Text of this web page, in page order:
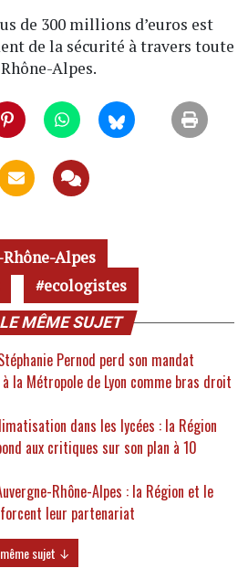
de 300 millions d’euros est
de la sécurité à travers toute
Alpes.
Alpes
ecologistes
MÊME SUJET
Pernod perd son mandat
la Métropole de Lyon comme bras droit
dans les lycées : la Région
aux critiques sur son plan à 10
Rhône-Alpes : la Région et le
leur partenariat
sujet ↓